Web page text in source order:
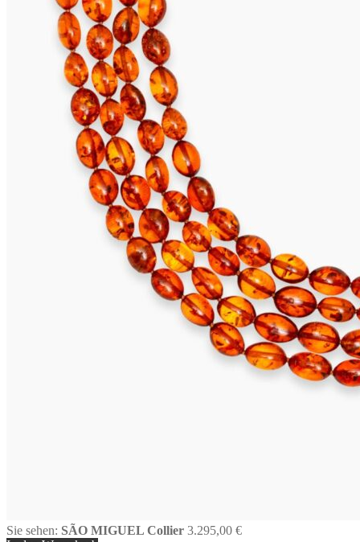
Sie sehen: SÃO MIGUEL Collier 3.295,00 €